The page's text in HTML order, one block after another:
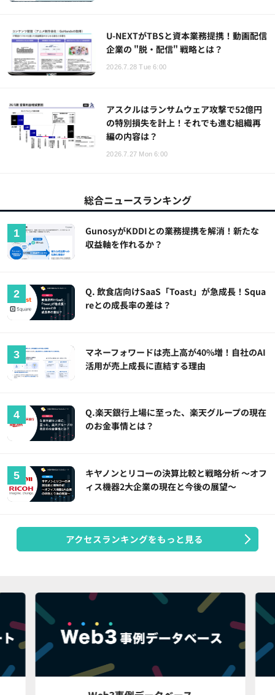
U-NEXTがTBSと資本業務提携！動画配信
企業の "脱・配信" 戦略とは？
2026.7.28 Tue 6:00
アスクルはランサムウェア攻撃で52億円
の特別損失を計上！それでも進む組織再
編の内容は？
2026.7.27 Mon 6:00
総合ニュースランキング
GunosyがKDDIとの業務提携を解消！新たな
収益軸を作れるか？
Q. 飲食店向けSaaS「Toast」が急成長！Squa
reとの成長率の差は？
マネーフォワードは売上高が40%増！自社のAI
活用が売上成長に直結する理由
Q.楽天銀行上場に至った、楽天グループの現在
のお金事情とは？
キヤノンとリコーの決算比較と戦略分析 ～オフ
ィス機器2大企業の現在と今後の展望～
アクセスランキングをもっと見る